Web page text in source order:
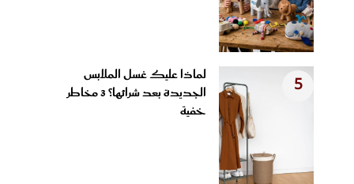
5
لماذا عليك غسل الملابس
الجديدة بعد شرائها؟ 3 مخاطر
خفية